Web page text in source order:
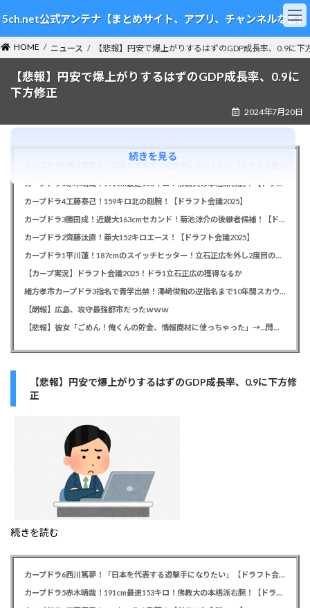
ン
テ
ン
ツ
ビ
ゲ
ー
シ
5ch.net公式アンテナ【まとめサイト、アプリ、チャンネルなど】
HOME ニュース 【悲報】円安で爆上がりするはずのGDP成長率、0.9に下
【悲報】円安で爆上がりするはずのGDP成長率、0.9に
下方修正
2024年7月20日
カープドラ5赤木晴哉！191cm最速153キロ！佛教大の本格派右腕！【ドラフト会議2025】
カープドラ4工藤泰己！159キロ北の剛腕！【ドラフト会議2025】
カープドラ3勝田成！近畿大163cmセカンド！菊池涼介の後継者候補！【ドラフト会議2025】
カープドラ2齊藤汰直！亜大152キロエース！【ドラフト会議2025】
カープドラ1平川蓮！187cmのスイッチヒッター！立石正広を外し2度目の重複も新井監督がクジを引き当てる！【ドラフト会議2025】
【カープ実況】ドラフト会議2025！ドラ1立石正広の獲得なるか
緒方孝市カープドラ3指名で青学出禁！澤﨑俊和の逆指名まで10年間スカウト出禁
【朗報】広島、攻守最強都市だったｗｗｗ
【悲報】彼女「ごめん！俺くんの貯金、情報商材に使っちゃった」→…問い詰めたらギャン泣きされたんだが俺が悪いのか？
【悲報】円安で爆上がりするはずのGDP成長率、0.9に下方修
正
続きを読む
続きを見る
カープドラ6西川篤夢！「日本を代表する遊撃手になりたい」【ドラフト会議2025】
カープドラ5赤木晴哉！191cm最速153キロ！佛教大の本格派右腕！【ドラフト会議2025】